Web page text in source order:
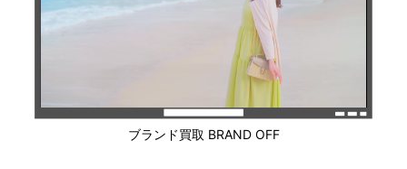
ブランド買取 BRAND OFF